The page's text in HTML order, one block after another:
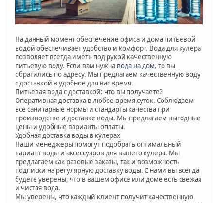
На данный момент обеспечение офиса и дома питьевой
водой обеспечивает удобство и комфорт. Вода для кулера
позволяет всегда иметь под рукой качественную
питьевую воду. Если вам нужна вода на дом, то вы
обратились по адресу. Мы предлагаем качественную воду
с доставкой в удобное для вас время.
Питьевая вода с доставкой: что вы получаете?
Оперативная доставка в любое время суток. Соблюдаем
все санитарные нормы и стандарты качества при
производстве и доставке воды. Мы предлагаем выгодные
цены и удобные варианты оплаты.
Удобная доставка воды в кулерах
Наши менеджеры помогут подобрать оптимальный
вариант воды и аксессуаров для вашего кулера. Мы
предлагаем как разовые заказы, так и возможность
подписки на регулярную доставку воды. С нами вы всегда
будете уверены, что в вашем офисе или доме есть свежая
и чистая вода.
Мы уверены, что каждый клиент получит качественную